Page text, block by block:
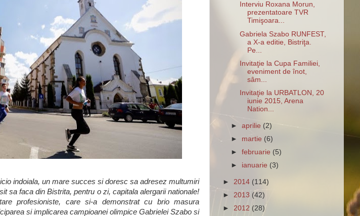
indoiala, un mare succes si doresc sa adresez multumiri
sa faca din Bistrita, pentru o zi, capitala alergarii nationale!
profesioniste, care si-a demonstrat cu brio masura
si implicarea campioanei olimpice Gabrielei Szabo si
Interviu Roxana Morun,
prezentatoare TVR
Timişoara...
Gabriela Szabo RUNFEST,
a X-a editie, Bistriţa.
Pe...
Invitaţie la Cupa Familiei,
eveniment de înot,
sâm...
Invitaţie la URBATLON, 20
iunie 2015, Arena
Nation...
►aprilie (2)
► martie (6)
►februarie (5)
► ianuarie (3)
► 2014 (114)
► 2013 (42)
► 2012 (28)